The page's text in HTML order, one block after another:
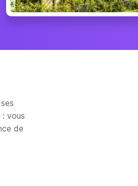
vous
de